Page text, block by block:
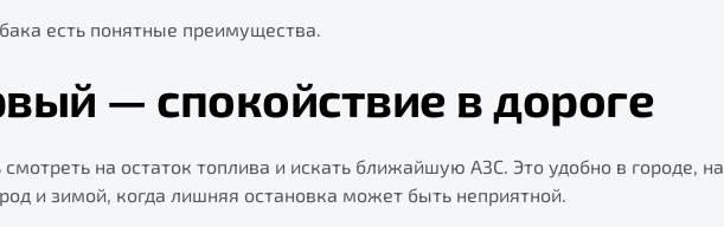
есть понятные преимущества.
— спокойствие в дороге
на остаток топлива и искать ближайшую АЗС. Это удобно в городе, на
и зимой, когда лишняя остановка может быть неприятной.